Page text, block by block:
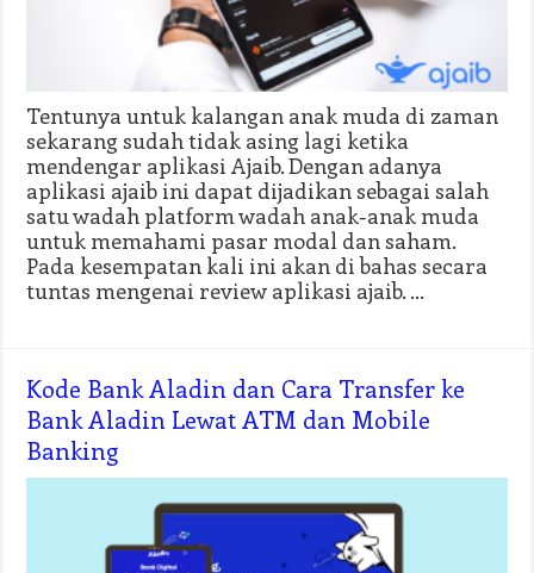
Tentunya untuk kalangan anak muda di zaman
sekarang sudah tidak asing lagi ketika
mendengar aplikasi Ajaib. Dengan adanya
aplikasi ajaib ini dapat dijadikan sebagai salah
satu wadah platform wadah anak-anak muda
untuk memahami pasar modal dan saham.
Pada kesempatan kali ini akan di bahas secara
tuntas mengenai review aplikasi ajaib. …
Kode Bank Aladin dan Cara Transfer ke
Bank Aladin Lewat ATM dan Mobile
Banking